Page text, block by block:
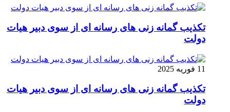
تکذیب گمانه زنی های رسانه ای از سوی دبیر هیات
دولت
11 فوریه 2025
تکذیب گمانه زنی های رسانه ای از سوی دبیر هیات
دولت